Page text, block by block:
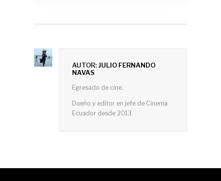
AUTOR:JULIO FERNANDO
NAVAS
Egresado de cine.
Dueño y editor en jefe de Cinema
Ecuador desde 2013.